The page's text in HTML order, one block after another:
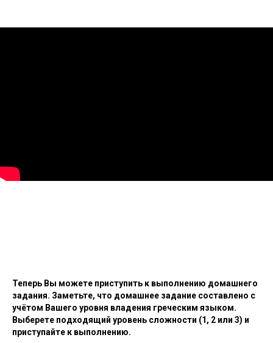
Теперь Вы можете приступить к выполнению домашнего
задания. Заметьте, что домашнее задание составлено с
учётом Вашего уровня владения греческим языком.
Выберете подходящий уровень сложности (1, 2 или 3) и
приступайте к выполнению.